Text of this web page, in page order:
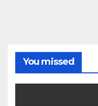
You missed